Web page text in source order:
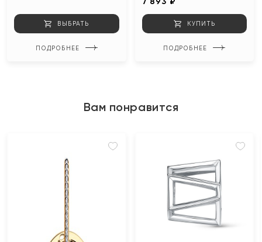
ВЫБРАТЬ
ПОДРОБНЕЕ
КУПИТЬ
ПОДРОБНЕЕ
Вам понравится